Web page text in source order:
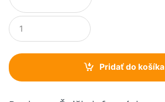
Q
u
a
t
i
Pridať do košíka